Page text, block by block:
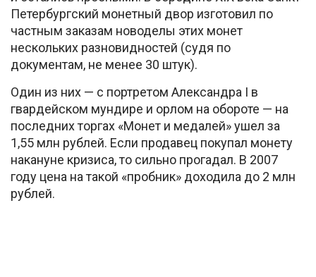
Петербургский монетный двор изготовил по
частным заказам новоделы этих монет
нескольких разновидностей (судя по
документам, не менее 30 штук).
Один из них — с портретом Александра I в
гвардейском мундире и орлом на обороте — на
последних торгах «Монет и медалей» ушел за
1,55 млн рублей. Если продавец покупал монету
накануне кризиса, то сильно прогадал. В 2007
году цена на такой «пробник» доходила до 2 млн
рублей.